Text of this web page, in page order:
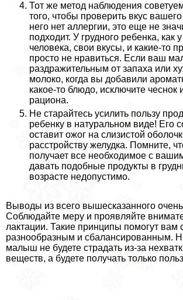
Тот же метод наблюдения
того, чтобы проверить вкус
него нет аллергии, это еще не
подходит. У грудного ребенка, как
человека, свои вкусы, и какие-то
просто не нравиться. Если ваш
раздражительным от запаха или
молоко, когда вы добавили
какое-то блюдо, исключите чеснок
рациона.
Не старайтесь усилить пользу
ребенку в натуральном виде! Его
оставит ожог на слизистой
расстройству желудка. Помните,
получает все необходимое с
давать подобные продукты в
возрасте недопустимо.
Выводы из всего вышесказанного
Соблюдайте меру и проявляйте
лактации. Такие принципы помогут вам
разнообразным и сбалансированным.
малыш не будете страдать из-за
веществ, а будете получать только